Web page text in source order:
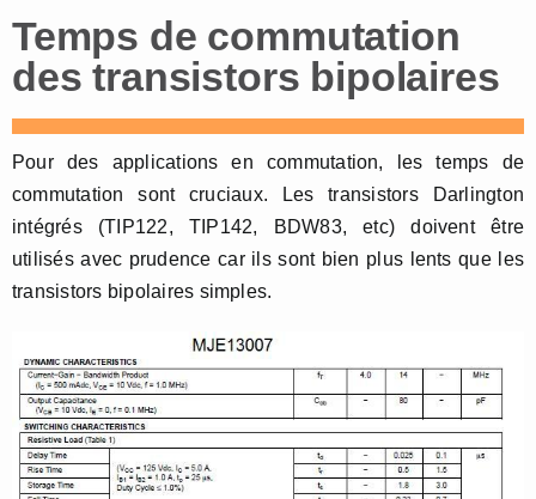
Temps de commutation
des transistors bipolaires
Pour des applications en commutation, les temps de
commutation sont cruciaux. Les transistors Darlington
intégrés (TIP122, TIP142, BDW83, etc) doivent être
utilisés avec prudence car ils sont bien plus lents que les
transistors bipolaires simples.